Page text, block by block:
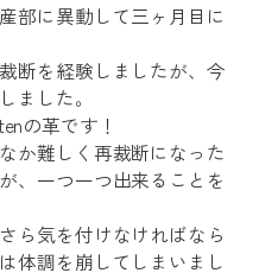
部に異動して三ヶ月目に
断を経験しましたが、今
ました。
の革です！
か難しく再裁断になった
、一つ一つ出来ることを
ら気を付けなければなら
体調を崩してしまいまし